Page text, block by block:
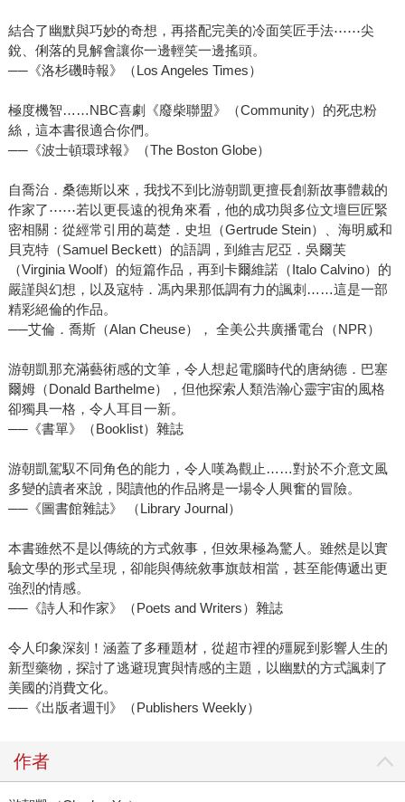
結合了幽默與巧妙的奇想，再搭配完美的冷面笑匠手法⋯⋯尖
銳、俐落的見解會讓你一邊輕笑一邊搖頭。
──《洛杉磯時報》（Los Angeles Times）
極度機智……NBC喜劇《廢柴聯盟》（Community）的死忠粉
絲，這本書很適合你們。
──《波士頓環球報》（The Boston Globe）
自喬治．桑德斯以來，我找不到比游朝凱更擅長創新故事體裁的
作家了⋯⋯若以更長遠的視角來看，他的成功與多位文壇巨匠緊
密相關：從經常引用的葛楚．史坦（Gertrude Stein）、海明威和
貝克特（Samuel Beckett）的語調，到維吉尼亞．吳爾芙
（Virginia Woolf）的短篇作品，再到卡爾維諾（Italo Calvino）的
嚴謹與幻想，以及寇特．馮內果那低調有力的諷刺……這是一部
精彩絕倫的作品。
──艾倫．喬斯（Alan Cheuse）， 全美公共廣播電台（NPR）
游朝凱那充滿藝術感的文筆，令人想起電腦時代的唐納德．巴塞
爾姆（Donald Barthelme），但他探索人類浩瀚心靈宇宙的風格
卻獨具一格，令人耳目一新。
──《書單》（Booklist）雜誌
游朝凱駕馭不同角色的能力，令人嘆為觀止……對於不介意文風
多變的讀者來說，閱讀他的作品將是一場令人興奮的冒險。
──《圖書館雜誌》 （Library Journal）
本書雖然不是以傳統的方式敘事，但效果極為驚人。雖然是以實
驗文學的形式呈現，卻能與傳統敘事旗鼓相當，甚至能傳遞出更
強烈的情感。
──《詩人和作家》（Poets and Writers）雜誌
令人印象深刻！涵蓋了多種題材，從超市裡的殭屍到影響人生的
新型藥物，探討了逃避現實與情感的主題，以幽默的方式諷刺了
美國的消費文化。
──《出版者週刊》（Publishers Weekly）
作者